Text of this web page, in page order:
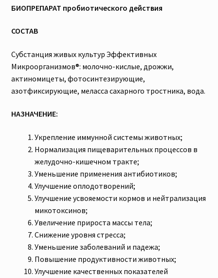
БИОПРЕПАРАТ пробиотического действия
СОСТАВ
Субстанция живых культур Эффективных
Микроорганизмов®: молочно-кислые, дрожжи,
актиномицеты, фотосинтезирующие,
азотфиксирующие, меласса сахарного тростника, вода.
НАЗНАЧЕНИЕ:
Укрепление иммунной системы животных;
Нормализация пищеварительных процессов в
желудочно-кишечном тракте;
Уменьшение применения антибиотиков;
Улучшение оплодотворений;
Улучшение усвояемости кормов и нейтрализация
микотоксинов;
Увеличение прироста массы тела;
Снижение уровня стресса;
Уменьшение заболеваний и падежа;
Повышение продуктивности животных;
Улучшение качественных показателей